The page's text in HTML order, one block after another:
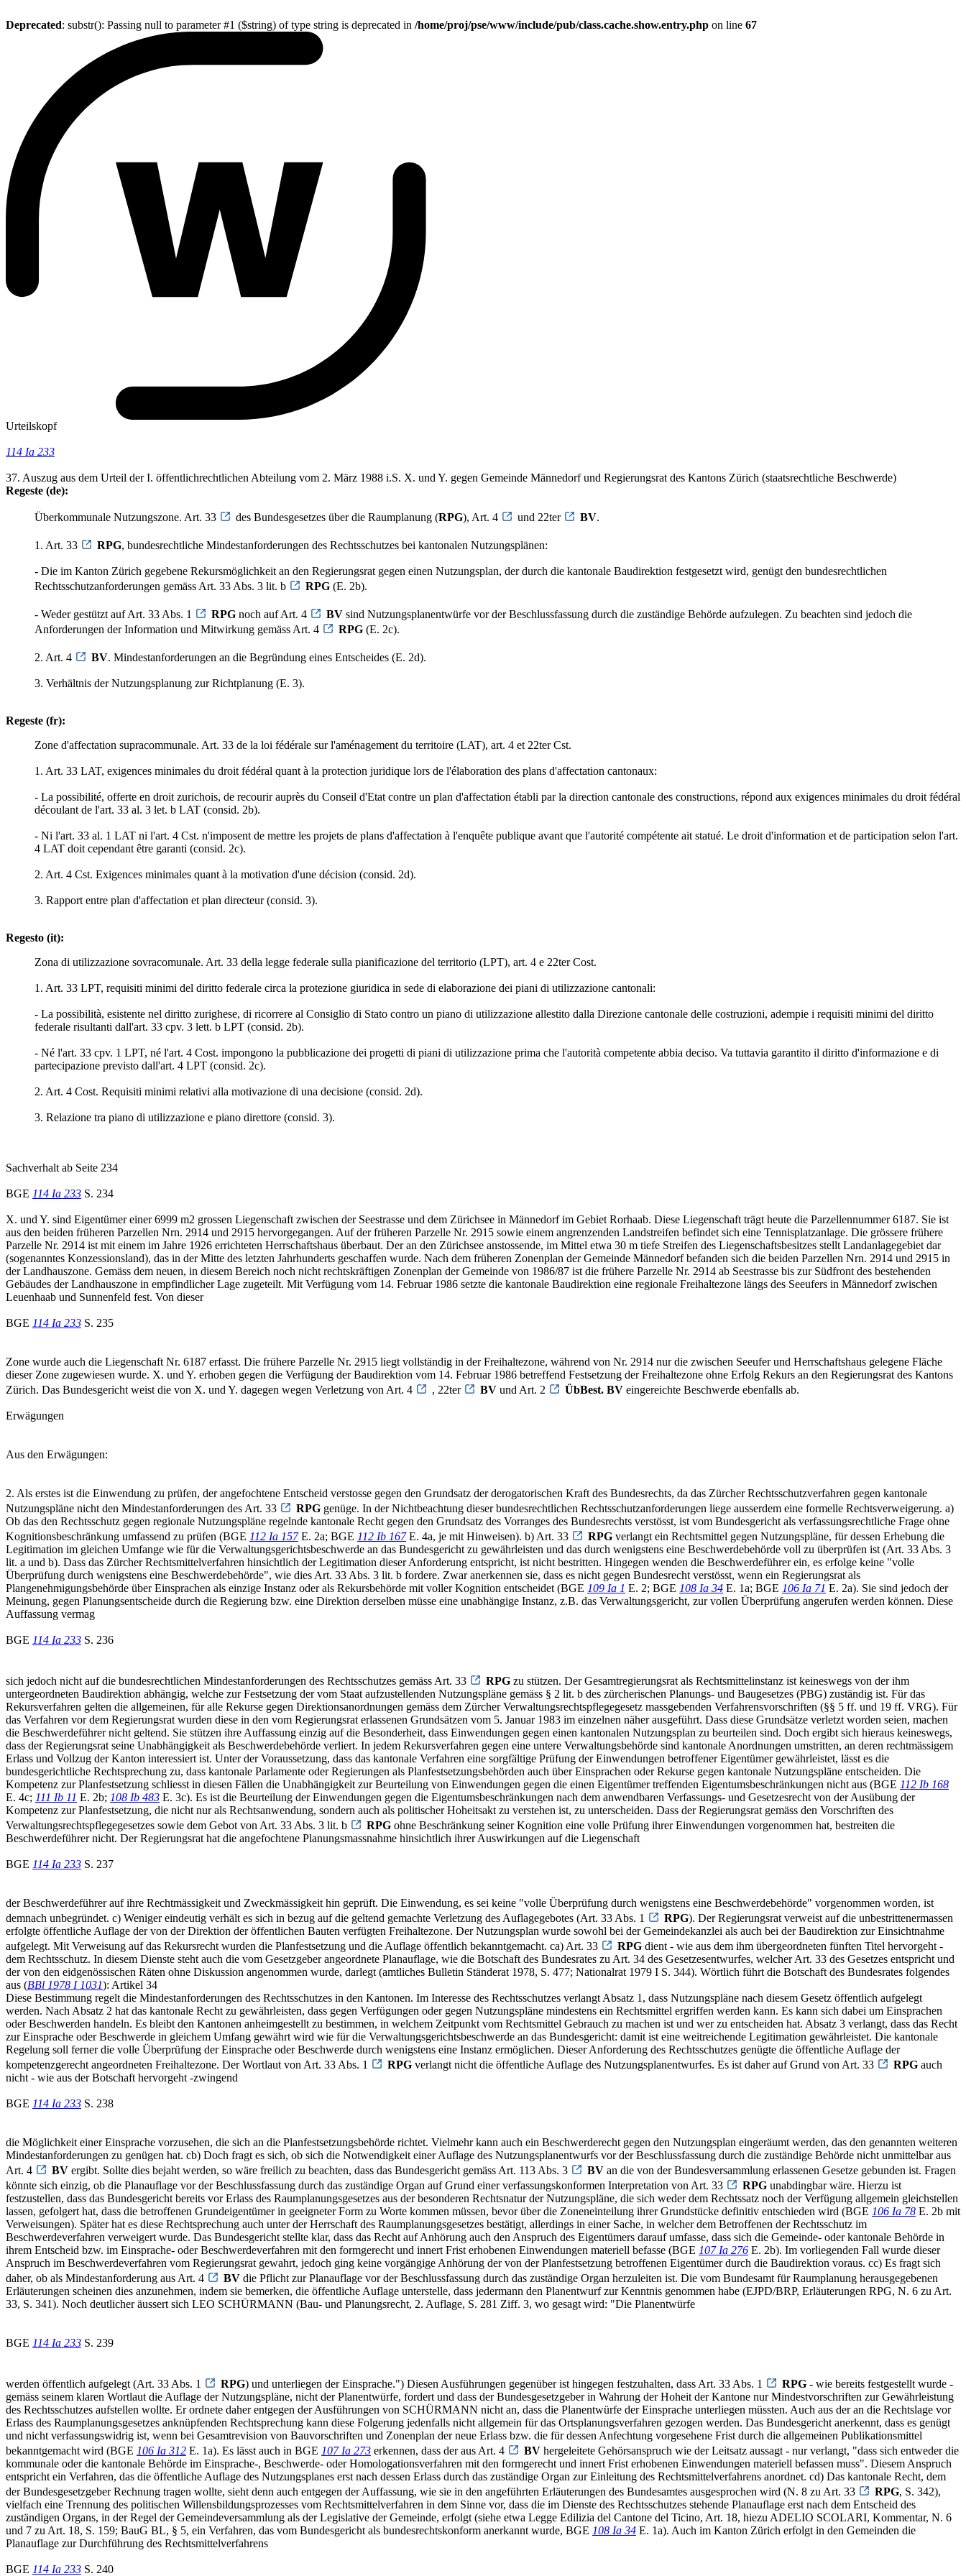
Deprecated: substr(): Passing null to parameter #1 ($string) of type string is deprecated in /home/proj/pse/www/include/pub/class.cache.show.entry.php on line 67
Urteilskopf
114 Ia 233
37. Auszug aus dem Urteil der I. öffentlichrechtlichen Abteilung vom 2. März 1988 i.S. X. und Y. gegen Gemeinde Männedorf und Regierungsrat des Kantons Zürich (staatsrechtliche Beschwerde)
Regeste (de):
Überkommunale Nutzungszone. Art. 33 des Bundesgesetzes über die Raumplanung (RPG), Art. 4 und 22ter BV.
1. Art. 33 RPG, bundesrechtliche Mindestanforderungen des Rechtsschutzes bei kantonalen Nutzungsplänen:
- Die im Kanton Zürich gegebene Rekursmöglichkeit an den Regierungsrat gegen einen Nutzungsplan, der durch die kantonale Baudirektion festgesetzt wird, genügt den bundesrechtlichen
Rechtsschutzanforderungen gemäss Art. 33 Abs. 3 lit. b
RPG (E. 2b).
- Weder gestützt auf Art. 33 Abs. 1 RPG noch auf Art. 4 BV sind Nutzungsplanentwürfe vor der Beschlussfassung durch die zuständige Behörde aufzulegen. Zu beachten sind jedoch die
Anforderungen der Information und Mitwirkung gemäss Art. 4
RPG (E. 2c).
2. Art. 4 BV. Mindestanforderungen an die Begründung eines Entscheides (E. 2d).
3. Verhältnis der Nutzungsplanung zur Richtplanung (E. 3).
Regeste (fr):
Zone d'affectation supracommunale. Art. 33 de la loi fédérale sur l'aménagement du territoire (LAT), art. 4 et 22ter Cst.
1. Art. 33 LAT, exigences minimales du droit fédéral quant à la protection juridique lors de l'élaboration des plans d'affectation cantonaux:
- La possibilité, offerte en droit zurichois, de recourir auprès du Conseil d'Etat contre un plan d'affectation établi par la direction cantonale des constructions, répond aux exigences minimales du droit fédéral
découlant de l'art. 33 al. 3 let. b LAT (consid. 2b).
- Ni l'art. 33 al. 1 LAT ni l'art. 4 Cst. n'imposent de mettre les projets de plans d'affectation à l'enquête publique avant que l'autorité compétente ait statué. Le droit d'information et de participation selon l'art.
4 LAT doit cependant être garanti (consid. 2c).
2. Art. 4 Cst. Exigences minimales quant à la motivation d'une décision (consid. 2d).
3. Rapport entre plan d'affectation et plan directeur (consid. 3).
Regesto (it):
Zona di utilizzazione sovracomunale. Art. 33 della legge federale sulla pianificazione del territorio (LPT), art. 4 e 22ter Cost.
1. Art. 33 LPT, requisiti minimi del diritto federale circa la protezione giuridica in sede di elaborazione dei piani di utilizzazione cantonali:
- La possibilità, esistente nel diritto zurighese, di ricorrere al Consiglio di Stato contro un piano di utilizzazione allestito dalla Direzione cantonale delle costruzioni, adempie i requisiti minimi del diritto
federale risultanti dall'art. 33 cpv. 3 lett. b LPT (consid. 2b).
- Né l'art. 33 cpv. 1 LPT, né l'art. 4 Cost. impongono la pubblicazione dei progetti di piani di utilizzazione prima che l'autorità competente abbia deciso. Va tuttavia garantito il diritto d'informazione e di
partecipazione previsto dall'art. 4 LPT (consid. 2c).
2. Art. 4 Cost. Requisiti minimi relativi alla motivazione di una decisione (consid. 2d).
3. Relazione tra piano di utilizzazione e piano direttore (consid. 3).
Sachverhalt ab Seite 234
BGE 114 Ia 233 S. 234
X. und Y. sind Eigentümer einer 6999 m2 grossen Liegenschaft zwischen der Seestrasse und dem Zürichsee in Männedorf im Gebiet Rorhaab. Diese Liegenschaft trägt heute die Parzellennummer 6187. Sie ist
aus den beiden früheren Parzellen Nrn. 2914 und 2915 hervorgegangen. Auf der früheren Parzelle Nr. 2915 sowie einem angrenzenden Landstreifen befindet sich eine Tennisplatzanlage. Die grössere frühere
Parzelle Nr. 2914 ist mit einem im Jahre 1926 errichteten Herrschaftshaus überbaut. Der an den Zürichsee anstossende, im Mittel etwa 30 m tiefe Streifen des Liegenschaftsbesitzes stellt Landanlagegebiet dar
(sogenanntes Konzessionsland), das in der Mitte des letzten Jahrhunderts geschaffen wurde. Nach dem früheren Zonenplan der Gemeinde Männedorf befanden sich die beiden Parzellen Nrn. 2914 und 2915 in
der Landhauszone. Gemäss dem neuen, in diesem Bereich noch nicht rechtskräftigen Zonenplan der Gemeinde von 1986/87 ist die frühere Parzelle Nr. 2914 ab Seestrasse bis zur Südfront des bestehenden
Gebäudes der Landhauszone in empfindlicher Lage zugeteilt. Mit Verfügung vom 14. Februar 1986 setzte die kantonale Baudirektion eine regionale Freihaltezone längs des Seeufers in Männedorf zwischen
Leuenhaab und Sunnenfeld fest. Von dieser
BGE 114 Ia 233 S. 235
Zone wurde auch die Liegenschaft Nr. 6187 erfasst. Die frühere Parzelle Nr. 2915 liegt vollständig in der Freihaltezone, während von Nr. 2914 nur die zwischen Seeufer und Herrschaftshaus gelegene Fläche
dieser Zone zugewiesen wurde. X. und Y. erhoben gegen die Verfügung der Baudirektion vom 14. Februar 1986 betreffend Festsetzung der Freihaltezone ohne Erfolg Rekurs an den Regierungsrat des Kantons
Zürich. Das Bundesgericht weist die von X. und Y. dagegen wegen Verletzung von Art. 4
, 22ter BV und Art. 2 ÜbBest. BV eingereichte Beschwerde ebenfalls ab.
Erwägungen
Aus den Erwägungen:
2. Als erstes ist die Einwendung zu prüfen, der angefochtene Entscheid verstosse gegen den Grundsatz der derogatorischen Kraft des Bundesrechts, da das Zürcher Rechtsschutzverfahren gegen kantonale
Nutzungspläne nicht den Mindestanforderungen des Art. 33
RPG genüge. In der Nichtbeachtung dieser bundesrechtlichen Rechtsschutzanforderungen liege ausserdem eine formelle Rechtsverweigerung. a)
Ob das den Rechtsschutz gegen regionale Nutzungspläne regelnde kantonale Recht gegen den Grundsatz des Vorranges des Bundesrechts verstösst, ist vom Bundesgericht als verfassungsrechtliche Frage ohne
Kognitionsbeschränkung umfassend zu prüfen (BGE 112 Ia 157E. 2a; BGE 112 Ib 167E. 4a, je mit Hinweisen). b) Art. 33 RPG verlangt ein Rechtsmittel gegen Nutzungspläne, für dessen Erhebung die
Legitimation im gleichen Umfange wie für die Verwaltungsgerichtsbeschwerde an das Bundesgericht zu gewährleisten und das durch wenigstens eine Beschwerdebehörde voll zu überprüfen ist (Art. 33 Abs. 3
lit. a und b). Dass das Zürcher Rechtsmittelverfahren hinsichtlich der Legitimation dieser Anforderung entspricht, ist nicht bestritten. Hingegen wenden die Beschwerdeführer ein, es erfolge keine "volle
Überprüfung durch wenigstens eine Beschwerdebehörde", wie dies Art. 33 Abs. 3 lit. b fordere. Zwar anerkennen sie, dass es nicht gegen Bundesrecht verstösst, wenn ein Regierungsrat als
Plangenehmigungsbehörde über Einsprachen als einzige Instanz oder als Rekursbehörde mit voller Kognition entscheidet (BGE 109 Ia 1 E. 2; BGE 108 Ia 34 E. 1a; BGE 106 Ia 71 E. 2a). Sie sind jedoch der
Meinung, gegen Planungsentscheide durch die Regierung bzw. eine Direktion derselben müsse eine unabhängige Instanz, z.B. das Verwaltungsgericht, zur vollen Überprüfung angerufen werden können. Diese
Auffassung vermag
BGE 114 Ia 233 S. 236
sich jedoch nicht auf die bundesrechtlichen Mindestanforderungen des Rechtsschutzes gemäss Art. 33 RPG zu stützen. Der Gesamtregierungsrat als Rechtsmittelinstanz ist keineswegs von der ihm
untergeordneten Baudirektion abhängig, welche zur Festsetzung der vom Staat aufzustellenden Nutzungspläne gemäss § 2 lit. b des zürcherischen Planungs- und Baugesetzes (PBG) zuständig ist. Für das
Rekursverfahren gelten die allgemeinen, für alle Rekurse gegen Direktionsanordnungen gemäss dem Zürcher Verwaltungsrechtspflegegesetz massgebenden Verfahrensvorschriften (§§ 5 ff. und 19 ff. VRG). Für
das Verfahren vor dem Regierungsrat wurden diese in den vom Regierungsrat erlassenen Grundsätzen vom 5. Januar 1983 im einzelnen näher ausgeführt. Dass diese Grundsätze verletzt worden seien, machen
die Beschwerdeführer nicht geltend. Sie stützen ihre Auffassung einzig auf die Besonderheit, dass Einwendungen gegen einen kantonalen Nutzungsplan zu beurteilen sind. Doch ergibt sich hieraus keineswegs,
dass der Regierungsrat seine Unabhängigkeit als Beschwerdebehörde verliert. In jedem Rekursverfahren gegen eine untere Verwaltungsbehörde sind kantonale Anordnungen umstritten, an deren rechtmässigem
Erlass und Vollzug der Kanton interessiert ist. Unter der Voraussetzung, dass das kantonale Verfahren eine sorgfältige Prüfung der Einwendungen betroffener Eigentümer gewährleistet, lässt es die
bundesgerichtliche Rechtsprechung zu, dass kantonale Parlamente oder Regierungen als Planfestsetzungsbehörden auch über Einsprachen oder Rekurse gegen kantonale Nutzungspläne entscheiden. Die
Kompetenz zur Planfestsetzung schliesst in diesen Fällen die Unabhängigkeit zur Beurteilung von Einwendungen gegen die einen Eigentümer treffenden Eigentumsbeschränkungen nicht aus (BGE 112 Ib 168
E. 4c; 111 Ib 11 E. 2b; 108 Ib 483 E. 3c). Es ist die Beurteilung der Einwendungen gegen die Eigentumsbeschränkungen nach dem anwendbaren Verfassungs- und Gesetzesrecht von der Ausübung der
Kompetenz zur Planfestsetzung, die nicht nur als Rechtsanwendung, sondern auch als politischer Hoheitsakt zu verstehen ist, zu unterscheiden. Dass der Regierungsrat gemäss den Vorschriften des
Verwaltungsrechtspflegegesetzes sowie dem Gebot von Art. 33 Abs. 3 lit. b
RPG ohne Beschränkung seiner Kognition eine volle Prüfung ihrer Einwendungen vorgenommen hat, bestreiten die
Beschwerdeführer nicht. Der Regierungsrat hat die angefochtene Planungsmassnahme hinsichtlich ihrer Auswirkungen auf die Liegenschaft
BGE 114 Ia 233 S. 237
der Beschwerdeführer auf ihre Rechtmässigkeit und Zweckmässigkeit hin geprüft. Die Einwendung, es sei keine "volle Überprüfung durch wenigstens eine Beschwerdebehörde" vorgenommen worden, ist
demnach unbegründet. c) Weniger eindeutig verhält es sich in bezug auf die geltend gemachte Verletzung des Auflagegebotes (Art. 33 Abs. 1
RPG). Der Regierungsrat verweist auf die unbestrittenermassen
erfolgte öffentliche Auflage der von der Direktion der öffentlichen Bauten verfügten Freihaltezone. Der Nutzungsplan wurde sowohl bei der Gemeindekanzlei als auch bei der Baudirektion zur Einsichtnahme
aufgelegt. Mit Verweisung auf das Rekursrecht wurden die Planfestsetzung und die Auflage öffentlich bekanntgemacht. ca) Art. 33
RPG dient - wie aus dem ihm übergeordneten fünften Titel hervorgeht -
dem Rechtsschutz. In diesem Dienste steht auch die vom Gesetzgeber angeordnete Planauflage, wie die Botschaft des Bundesrates zu Art. 34 des Gesetzesentwurfes, welcher Art. 33 des Gesetzes entspricht und
der von den eidgenössischen Räten ohne Diskussion angenommen wurde, darlegt (amtliches Bulletin Ständerat 1978, S. 477; Nationalrat 1979 I S. 344). Wörtlich führt die Botschaft des Bundesrates folgendes
aus (BBl 1978 I 1031): Artikel 34
Diese Bestimmung regelt die Mindestanforderungen des Rechtsschutzes in den Kantonen. Im Interesse des Rechtsschutzes verlangt Absatz 1, dass Nutzungspläne nach diesem Gesetz öffentlich aufgelegt
werden. Nach Absatz 2 hat das kantonale Recht zu gewährleisten, dass gegen Verfügungen oder gegen Nutzungspläne mindestens ein Rechtsmittel ergriffen werden kann. Es kann sich dabei um Einsprachen
oder Beschwerden handeln. Es bleibt den Kantonen anheimgestellt zu bestimmen, in welchem Zeitpunkt vom Rechtsmittel Gebrauch zu machen ist und wer zu entscheiden hat. Absatz 3 verlangt, dass das Recht
zur Einsprache oder Beschwerde in gleichem Umfang gewährt wird wie für die Verwaltungsgerichtsbeschwerde an das Bundesgericht: damit ist eine weitreichende Legitimation gewährleistet. Die kantonale
Regelung soll ferner die volle Überprüfung der Einsprache oder Beschwerde durch wenigstens eine Instanz ermöglichen. Dieser Anforderung des Rechtsschutzes genügte die öffentliche Auflage der
kompetenzgerecht angeordneten Freihaltezone. Der Wortlaut von Art. 33 Abs. 1
RPG verlangt nicht die öffentliche Auflage des Nutzungsplanentwurfes. Es ist daher auf Grund von Art. 33 RPG auch
nicht - wie aus der Botschaft hervorgeht -zwingend
BGE 114 Ia 233 S. 238
die Möglichkeit einer Einsprache vorzusehen, die sich an die Planfestsetzungsbehörde richtet. Vielmehr kann auch ein Beschwerderecht gegen den Nutzungsplan eingeräumt werden, das den genannten weiteren
Mindestanforderungen zu genügen hat. cb) Doch fragt es sich, ob sich die Notwendigkeit einer Auflage des Nutzungsplanentwurfs vor der Beschlussfassung durch die zuständige Behörde nicht unmittelbar aus
Art. 4
BV ergibt. Sollte dies bejaht werden, so wäre freilich zu beachten, dass das Bundesgericht gemäss Art. 113 Abs. 3 BV an die von der Bundesversammlung erlassenen Gesetze gebunden ist. Fragen
könnte sich einzig, ob die Planauflage vor der Beschlussfassung durch das zuständige Organ auf Grund einer verfassungskonformen Interpretation von Art. 33
RPG unabdingbar wäre. Hierzu ist
festzustellen, dass das Bundesgericht bereits vor Erlass des Raumplanungsgesetzes aus der besonderen Rechtsnatur der Nutzungspläne, die sich weder dem Rechtssatz noch der Verfügung allgemein gleichstellen
lassen, gefolgert hat, dass die betroffenen Grundeigentümer in geeigneter Form zu Worte kommen müssen, bevor über die Zoneneinteilung ihrer Grundstücke definitiv entschieden wird (BGE 106 Ia 78 E. 2b mit
Verweisungen). Später hat es diese Rechtsprechung auch unter der Herrschaft des Raumplanungsgesetzes bestätigt, allerdings in einer Sache, in welcher dem Betroffenen der Rechtsschutz im
Beschwerdeverfahren verweigert wurde. Das Bundesgericht stellte klar, dass das Recht auf Anhörung auch den Anspruch des Eigentümers darauf umfasse, dass sich die Gemeinde- oder kantonale Behörde in
ihrem Entscheid bzw. im Einsprache- oder Beschwerdeverfahren mit den formgerecht und innert Frist erhobenen Einwendungen materiell befasse (BGE 107 Ia 276 E. 2b). Im vorliegenden Fall wurde dieser
Anspruch im Beschwerdeverfahren vom Regierungsrat gewahrt, jedoch ging keine vorgängige Anhörung der von der Planfestsetzung betroffenen Eigentümer durch die Baudirektion voraus. cc) Es fragt sich
daher, ob als Mindestanforderung aus Art. 4
BV die Pflicht zur Planauflage vor der Beschlussfassung durch das zuständige Organ herzuleiten ist. Die vom Bundesamt für Raumplanung herausgegebenen
Erläuterungen scheinen dies anzunehmen, indem sie bemerken, die öffentliche Auflage unterstelle, dass jedermann den Planentwurf zur Kenntnis genommen habe (EJPD/BRP, Erläuterungen RPG, N. 6 zu Art.
33, S. 341). Noch deutlicher äussert sich LEO SCHÜRMANN (Bau- und Planungsrecht, 2. Auflage, S. 281 Ziff. 3, wo gesagt wird: "Die Planentwürfe
BGE 114 Ia 233 S. 239
werden öffentlich aufgelegt (Art. 33 Abs. 1 RPG) und unterliegen der Einsprache.") Diesen Ausführungen gegenüber ist hingegen festzuhalten, dass Art. 33 Abs. 1 RPG - wie bereits festgestellt wurde -
gemäss seinem klaren Wortlaut die Auflage der Nutzungspläne, nicht der Planentwürfe, fordert und dass der Bundesgesetzgeber in Wahrung der Hoheit der Kantone nur Mindestvorschriften zur Gewährleistung
des Rechtsschutzes aufstellen wollte. Er ordnete daher entgegen der Ausführungen von SCHÜRMANN nicht an, dass die Planentwürfe der Einsprache unterliegen müssten. Auch aus der an die Rechtslage vor
Erlass des Raumplanungsgesetzes anknüpfenden Rechtsprechung kann diese Folgerung jedenfalls nicht allgemein für das Ortsplanungsverfahren gezogen werden. Das Bundesgericht anerkennt, dass es genügt
und nicht verfassungswidrig ist, wenn bei Gesamtrevision von Bauvorschriften und Zonenplan der neue Erlass bzw. die für dessen Anfechtung vorgesehene Frist durch die allgemeinen Publikationsmittel
bekanntgemacht wird (BGE 106 Ia 312 E. 1a). Es lässt auch in BGE 107 Ia 273 erkennen, dass der aus Art. 4 BV hergeleitete Gehörsanspruch wie der Leitsatz aussagt - nur verlangt, "dass sich entweder die
kommunale oder die kantonale Behörde im Einsprache-, Beschwerde- oder Homologationsverfahren mit den formgerecht und innert Frist erhobenen Einwendungen materiell befassen muss". Diesem Anspruch
entspricht ein Verfahren, das die öffentliche Auflage des Nutzungsplanes erst nach dessen Erlass durch das zuständige Organ zur Einleitung des Rechtsmittelverfahrens anordnet. cd) Das kantonale Recht, dem
der Bundesgesetzgeber Rechnung tragen wollte, sieht denn auch entgegen der Auffassung, wie sie in den angeführten Erläuterungen des Bundesamtes ausgesprochen wird (N. 8 zu Art. 33
RPG, S. 342),
vielfach eine Trennung des politischen Willensbildungsprozesses vom Rechtsmittelverfahren in dem Sinne vor, dass die im Dienste des Rechtsschutzes stehende Planauflage erst nach dem Entscheid des
zuständigen Organs, in der Regel der Gemeindeversammlung als der Legislative der Gemeinde, erfolgt (siehe etwa Legge Edilizia del Cantone del Ticino, Art. 18, hiezu ADELIO SCOLARI, Kommentar, N. 6
und 7 zu Art. 18, S. 159; BauG BL, § 5, ein Verfahren, das vom Bundesgericht als bundesrechtskonform anerkannt wurde, BGE 108 Ia 34 E. 1a). Auch im Kanton Zürich erfolgt in den Gemeinden die
Planauflage zur Durchführung des Rechtsmittelverfahrens
BGE 114 Ia 233 S. 240